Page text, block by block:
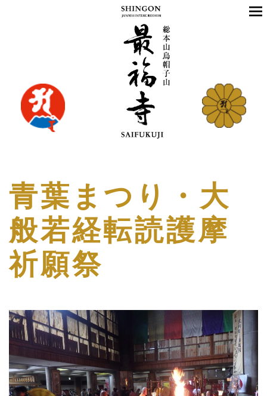
青葉まつり・大
般若経転読護摩
祈願祭